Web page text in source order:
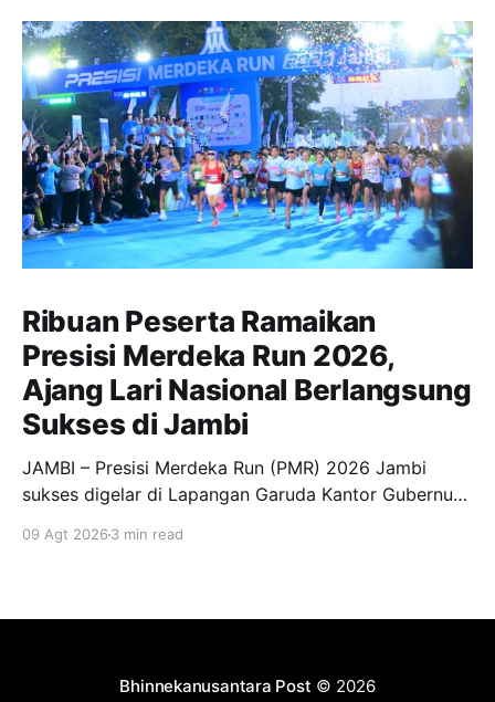
Ribuan Peserta Ramaikan
Presisi Merdeka Run 2026,
Ajang Lari Nasional Berlangsung
Sukses di Jambi
JAMBI – Presisi Merdeka Run (PMR) 2026 Jambi
sukses digelar di Lapangan Garuda Kantor Gubernur
nasional tersebut berlangsung meriah dan diikuti
09 Agt 2026 3 min read
Bhinnekanusantara Post © 2026